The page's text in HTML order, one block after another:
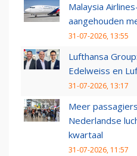
Malaysia
aangehouden
31-07-2026, 13:55
Lufthansa
Edelweiss en
31-07-2026, 13:17
Meer
Nederlandse
kwartaal
31-07-2026, 11:57